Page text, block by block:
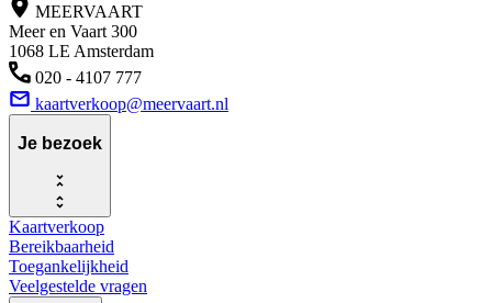
MEERVAART
Meer en Vaart 300
1068 LE Amsterdam
020 - 4107 777
kaartverkoop@meervaart.nl
Je bezoek
Kaartverkoop
Bereikbaarheid
Toegankelijkheid
Veelgestelde vragen